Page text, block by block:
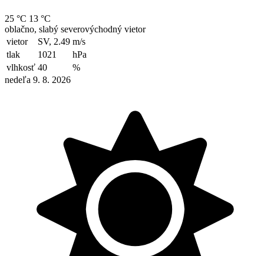
25 °C 13 °C
oblačno, slabý severovýchodný vietor
vietor
SV, 2.49 m/s
tlak
1021
hPa
vlhkosť 40
%
nedeľa 9. 8. 2026